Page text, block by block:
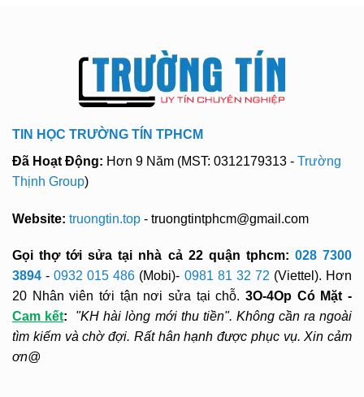
TIN HỌC TRƯỜNG TÍN TPHCM
Đã Hoạt Động: Hơn 9 Năm (MST: 0312179313 - Trường
Thịnh Group)
Website: truongtin.top - truongtintphcm@gmail.com
Gọi thợ tới sửa tại nhà cả 22 quận tphcm: 028 7300
3894-0932 015 486 (Mobi)- 0981 81 32 72 (Viettel). Hơn
20 Nhân viên tới tận nơi sửa tại chỗ. 3O-4Op Có Mặt -
Cam kết:
"KH hài lòng mới thu tiền". Không cần ra ngoài
tìm kiếm và chờ đợi. Rất hân hạnh được phục vụ. Xin cảm
ơn@